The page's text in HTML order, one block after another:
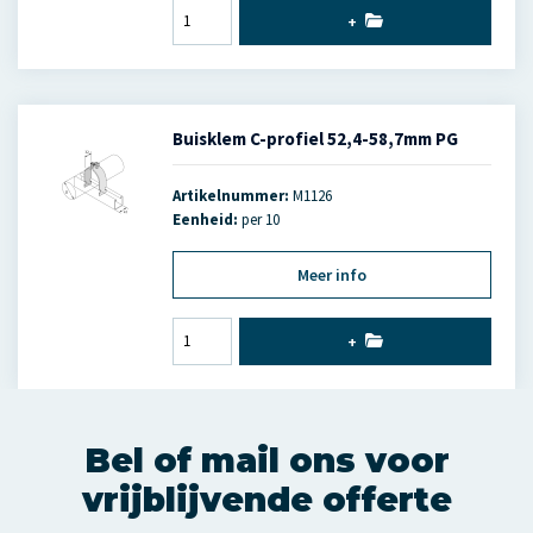
+
Buisklem C-profiel 52,4-58,7mm PG
Artikelnummer: M1126
Eenheid: per 10
Meer info
+
Bel of mail ons voor
vrijblijvende offerte